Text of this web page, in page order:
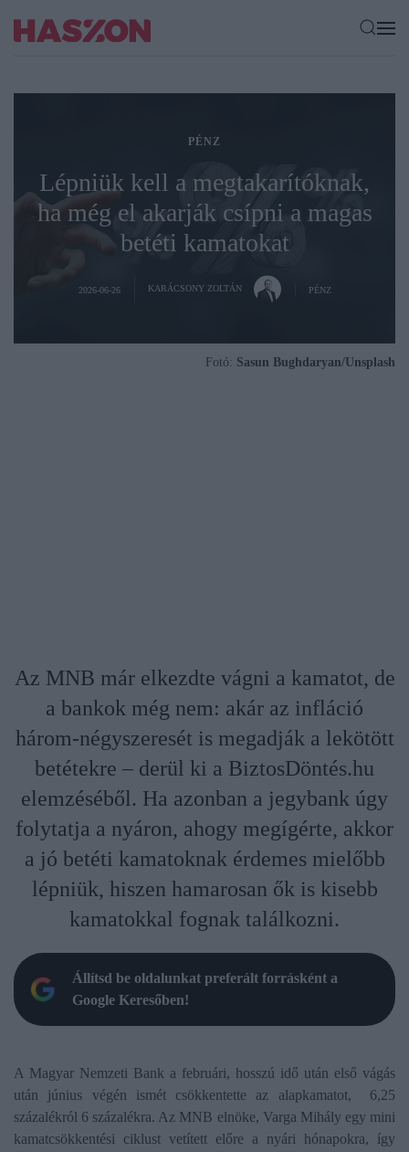
PÉNZ
Lépniük kell a megtakarítóknak,
ha még el akarják csípni a magas
betéti kamatokat
2026-06-26 KARÁCSONY ZOLTÁN PÉNZ
Fotó: Sasun Bughdaryan/Unsplash
Az MNB már elkezdte vágni a kamatot, de
a bankok még nem: akár az infláció
három-négyszeresét is megadják a lekötött
betétekre – derül ki a BiztosDöntés.hu
elemzéséből. Ha azonban a jegybank úgy
folytatja a nyáron, ahogy megígérte, akkor
a jó betéti kamatoknak érdemes mielőbb
lépniük, hiszen hamarosan ők is kisebb
kamatokkal fognak találkozni.
Állítsd be oldalunkat preferált forrásként a
Google Keresőben!
A Magyar Nemzeti Bank a februári, hosszú idő után első vágás
után június végén ismét csökkentette az alapkamatot, 6,25
százalékról 6 százalékra. Az MNB elnöke, Varga Mihály egy mini
kamatcsökkentési ciklust vetített előre a nyári hónapokra, így